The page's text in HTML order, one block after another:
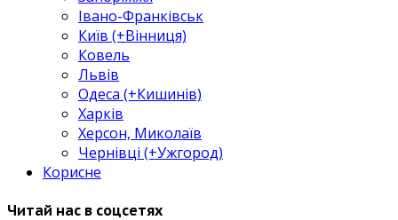
Івано-Франківськ
Київ (+Вінниця)
Ковель
Львів
Одеса (+Кишинів)
Харків
Херсон, Миколаїв
Чернівці (+Ужгород)
Корисне
Читай нас в соцсетях